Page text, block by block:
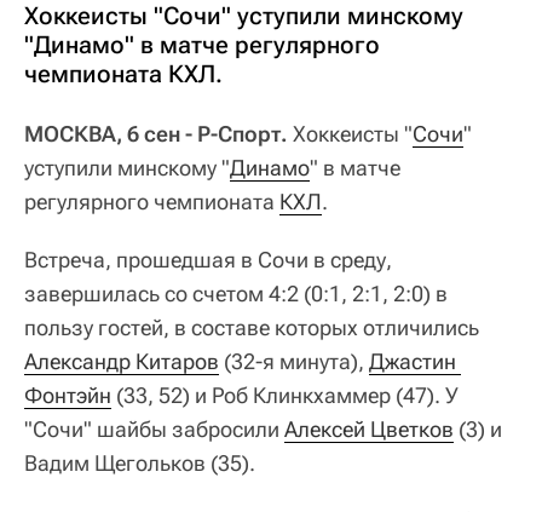
Хоккеисты "Сочи" уступили минскому
"Динамо" в матче регулярного
чемпионата КХЛ.
МОСКВА, 6 сен - Р-Спорт. Хоккеисты "Сочи"
уступили минскому "Динамо" в матче
регулярного чемпионата КХЛ.
Встреча, прошедшая в Сочи в среду,
завершилась со счетом 4:2 (0:1, 2:1, 2:0) в
пользу гостей, в составе которых отличились
Александр Китаров (32-я минута), Джастин
Фонтэйн (33, 52) и Роб Клинкхаммер (47). У
"Сочи" шайбы забросили Алексей Цветков (3) и
Вадим Щегольков (35).